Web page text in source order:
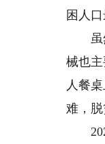
困人口
虽然
械也
人餐
难，脱
2022